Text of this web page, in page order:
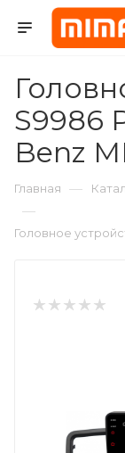
S9986
Benz
Главная —
—
Головное